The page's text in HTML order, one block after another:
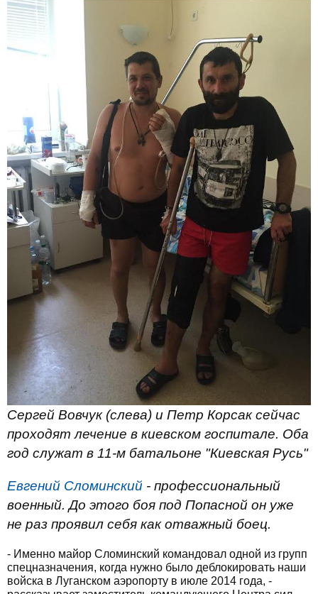
Сергей Вовчук (слева) и Петр Корсак сейчас
проходят лечение в киевском госпитале. Оба
год служат в 11-м батальоне "Киевская Русь"
Евгений Сломинский - профессиональный
военный. До этого боя под Попасной он уже
не раз проявил себя как отважный боец.
- Именно майор Сломинский командовал одной из групп
спецназначения, когда нужно было деблокировать наши
войска в Луганском аэропорту в июле 2014 года, -